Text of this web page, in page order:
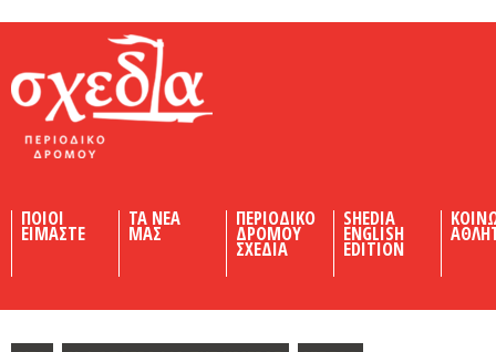
ΠΟΙΟΙ
ΕΙΜΑΣΤΕ
ΤΑ ΝΕΑ
ΜΑΣ
ΠΕΡΙΟΔΙΚΟ
ΔΡΟΜΟΥ
ΣΧΕΔΙΑ
SHEDIA
ENGLISH
EDITION